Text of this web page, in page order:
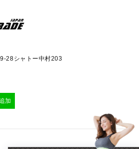
28シャトー中村203
加